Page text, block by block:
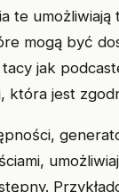
te
mogą być
jak
która jest